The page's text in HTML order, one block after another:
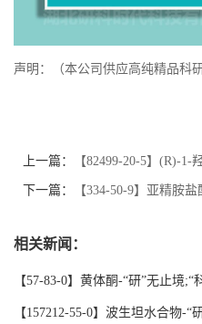
声明：（本公司供应高纯精品科
上一篇： 【82499-20-5】(R)-
石酸间羟胺;阿拉明中间体；“研
MSDS等技术支持！
下一篇： 【334-50-9】亚精胺
MSDS等技术支持
相关新闻：
【57-83-0】黄体酮-“研”无止境
北研科时代】支持三方验证；支
【157212-55-0】波生坦水合物-